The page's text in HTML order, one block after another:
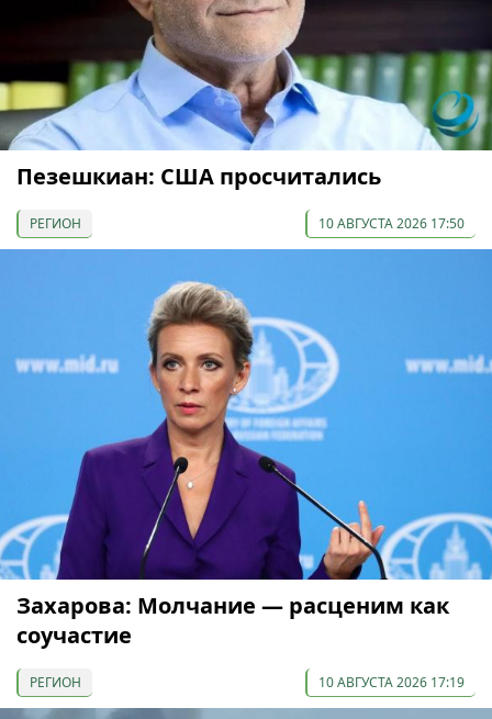
Пезешкиан: США просчитались
РЕГИОН 10 АВГУСТА 2026 17:50
Захарова: Молчание — расценим как
соучастие
РЕГИОН 10 АВГУСТА 2026 17:19